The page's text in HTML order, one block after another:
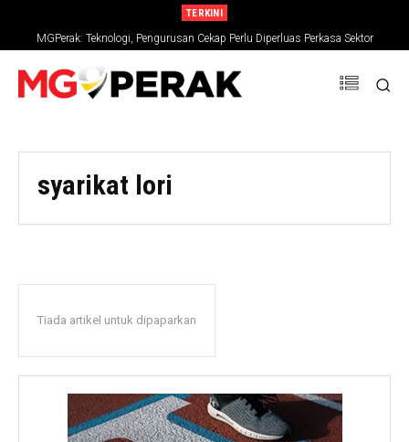
TERKINI
MGPerak: Teknologi, Pengurusan Cekap Perlu Diperluas Perkasa Sektor
Pertanian
syarikat lori
Tiada artikel untuk dipaparkan